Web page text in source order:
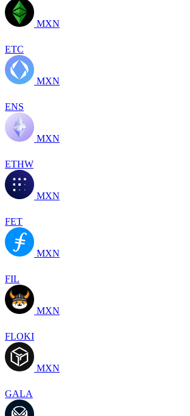
MXN
ETC
MXN
ENS
MXN
ETHW
MXN
FET
MXN
FIL
MXN
FLOKI
MXN
GALA